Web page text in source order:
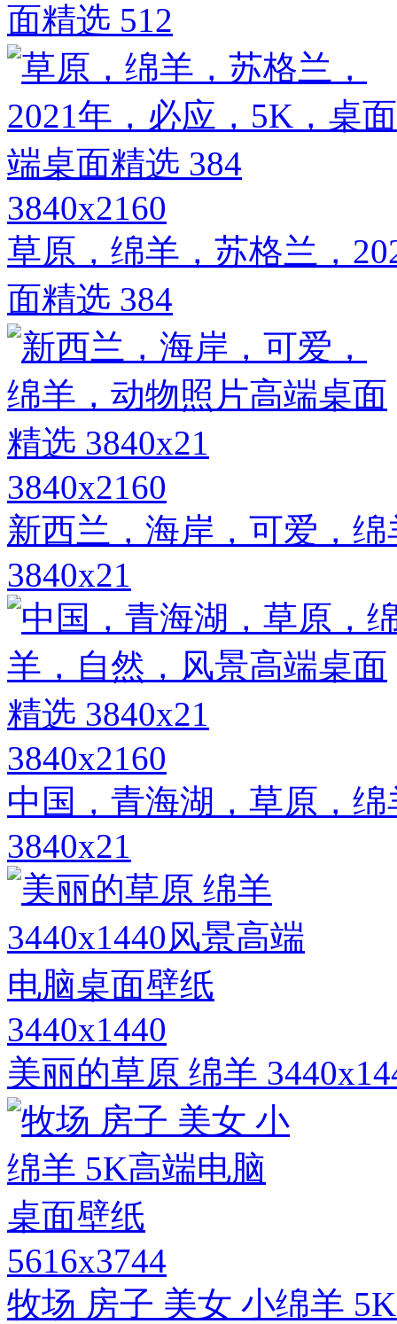
面精选 512
3840x2160
草原，绵羊，苏格兰，
面精选 384
3840x2160
新西兰，海岸，可爱，
3840x21
3840x2160
中国，青海湖，草原，
3840x21
3440x1440
美丽的草原 绵羊
5616x3744
牧场 房子 美女 小绵羊